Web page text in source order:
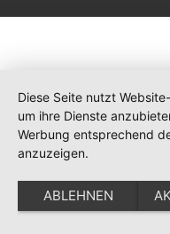
Diese Seite nutzt
um ihre Dienste
Werbung entsprechend
anzuzeigen.
ABLEHNEN